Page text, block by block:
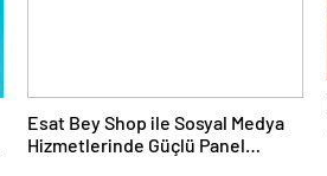
Esat Bey Shop ile Sosyal Medya
Hizmetlerinde Güçlü Panel